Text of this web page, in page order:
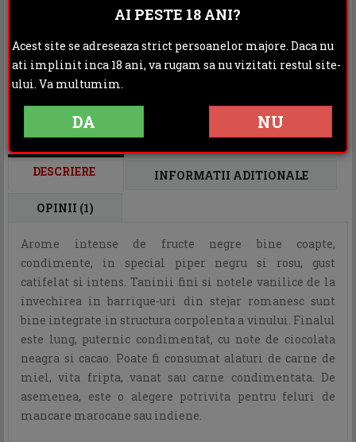
Categoria: Vin rosu
Distribuie:
DESCRIERE INFORMATII ADITIONALE
OPINII (1)
Arome intense de fructe negre bine coapte,
condimente, in special piper negru si rosu, gust
catifelat si intens. Taninii fini si notele vanilice de la
invechirea in barrique-uri din stejar romanesc sunt
bine integrate in structura corpolenta a vinului. Finalul
este lung, puternic condimentat, cu note de ciocolata
neagra si cacao. Poate fi consumat alaturi de carne de
miel, vita fripta, vanat sau carne condimentata. De
asemenea, este o alegere potrivita pentru feluri de
mancare marocane sau indiene.
AI PESTE 18 ANI?
Acest site se adreseaza strict persoanelor majore. Daca nu
ati implinit inca 18 ani, va rugam sa nu vizitati restul site-
ului. Va multumim.
DA NU